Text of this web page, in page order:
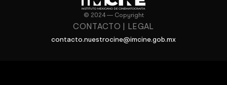
© 2024 — Copyright
CONTACTO LEGAL
contacto.nuestrocine@imcine.gob.mx